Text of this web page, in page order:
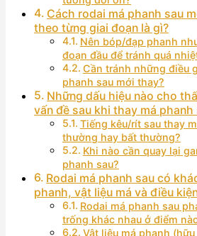
Cách rodai má phanh sau
theo từng giai đoạn là gì?
Nên bóp/đạp phanh
đoạn đầu để tránh quá
Cần tránh những điều
phanh sau mới thay?
Những dấu hiệu nào cho
vấn đề sau khi thay má phanh
Tiếng kêu/rít sau thay
thường hay bất thường?
Khi nào cần quay lại
phanh sau?
Rodai má phanh sau có
phanh, vật liệu má và điều
Rodai má phanh sau
trống khác nhau ở điểm
Vật liệu má phanh